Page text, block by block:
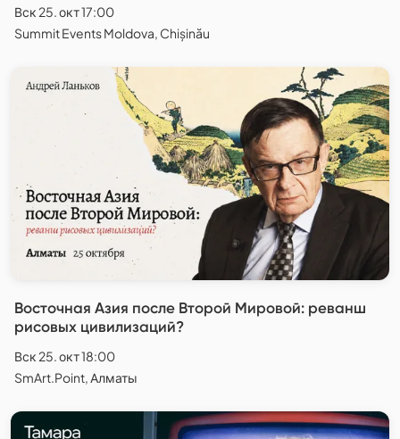
Вск 25. окт 17:00
Summit Events Moldova, Chișinău
Восточная Азия после Второй Мировой: реванш
рисовых цивилизаций?
Вск 25. окт 18:00
SmArt.Point, Алматы